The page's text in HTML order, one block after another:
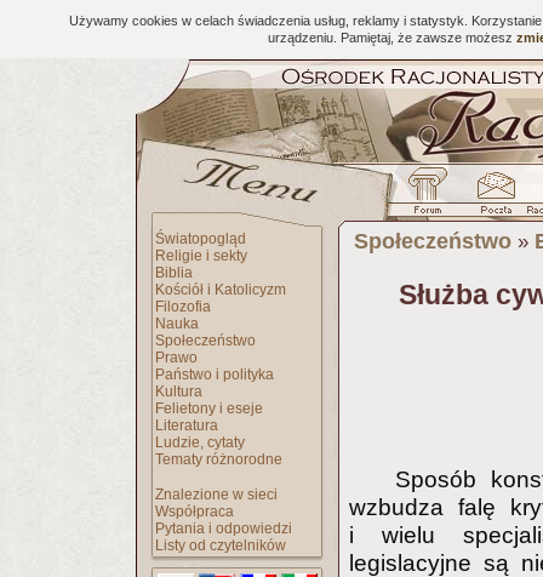
Używamy cookies w celach świadczenia usług, reklamy i statystyk.
urządzeniu. Pamiętaj, że zawsze możesz
Światopogląd
Religie i sekty
Biblia
Kościół i Katolicyzm
Filozofia
Nauka
Społeczeństwo
Prawo
Państwo i polityka
Kultura
Felietony i eseje
Literatura
Ludzie, cytaty
Tematy różnorodne
Znalezione w sieci
Współpraca
Pytania i odpowiedzi
Listy od czytelników
Społeczeństwo »
Służba
Sposób
wzbudza falę
i wielu
legislacyjne są